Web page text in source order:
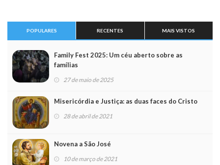
POPULARES RECENTES MAIS VISTOS
Family Fest 2025: Um céu aberto sobre as
famílias
27 de maio de 2025
Misericórdia e Justiça: as duas faces do Cristo
28 de abril de 2021
Novena a São José
10 de março de 2021